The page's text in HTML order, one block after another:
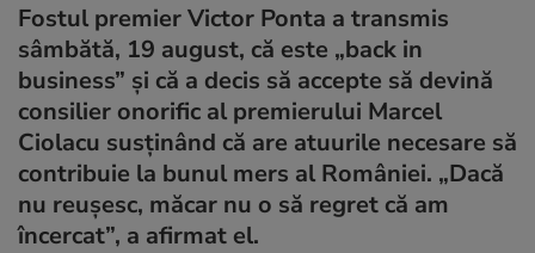
Fostul premier Victor Ponta a transmis
sâmbătă, 19 august, că este „back in
business” și că a decis să accepte să devină
consilier onorific al premierului Marcel
Ciolacu susținând că are atuurile necesare să
contribuie la bunul mers al României. „Dacă
nu reușesc, măcar nu o să regret că am
încercat”, a afirmat el.